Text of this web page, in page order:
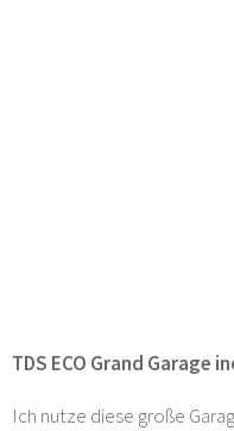
TDS ECO Grand Garage
Ich nutze diese große